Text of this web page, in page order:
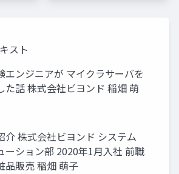
スト
エンジニアが マイクラサーバを
た話 株式会社ビヨンド 稲畑 萌
介 株式会社ビヨンド システム
ーション部 2020年1月入社 前職
品販売 稲畑 萌子